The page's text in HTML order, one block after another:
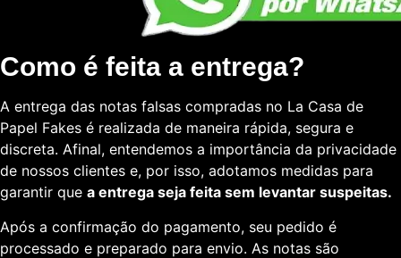
Como é feita a entrega?
A entrega das notas falsas compradas no La Casa de
Papel Fakes é realizada de maneira rápida, segura e
discreta. Afinal, entendemos a importância da privacidade
de nossos clientes e, por isso, adotamos medidas para
garantir que a entrega seja feita sem levantar suspeitas.
Após a confirmação do pagamento, seu pedido é
processado e preparado para envio. As notas são